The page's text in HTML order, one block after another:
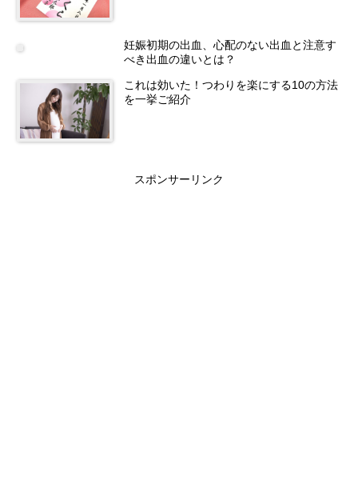
妊娠初期の出血、心配のない出血と注意す
べき出血の違いとは？
これは効いた！つわりを楽にする10の方法
を一挙ご紹介
スポンサーリンク